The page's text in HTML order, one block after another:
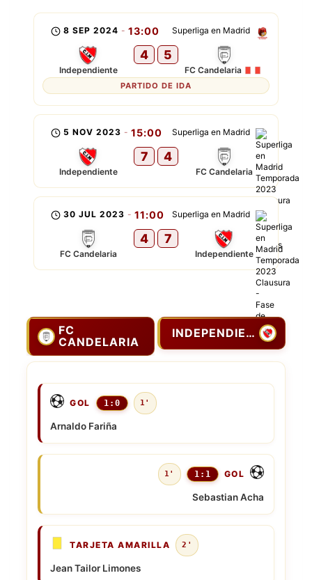
Superliga en Madrid
8 SEP 2024 - 13:00
Independiente
4 5
FC Candelaria
PARTIDO DE IDA
Superliga en Madrid
5 NOV 2023 - 15:00
Independiente
7 4
FC Candelaria
Superliga en Madrid
30 JUL 2023 - 11:00
FC Candelaria
4 7
Independiente
FC
CANDELARIA
INDEPENDIENTE
GOL 1:0 1'
Arnaldo Fariña
1' 1:1 GOL
Sebastian Acha
TARJETA AMARILLA 2'
Jean Tailor Limones